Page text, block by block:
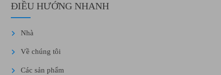
ĐIỀU HƯỚNG NHANH
Nhà
Về chúng tôi
Các sản phẩm